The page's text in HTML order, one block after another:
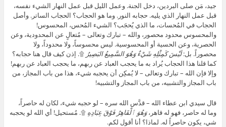
جيد، مَن صلى البردين، دخل الجنة. وعمل الليل قبل عمل النهار الشيء نفسه،
قبل عمل النهار الذي يليه. حجابه النور. وما هو الحجاب؟ الحجاب الساتر. وأصل
الحجاب في المُحسات، ما الذي يُحجَب؟ الشيء المُحس، المحسوس!
والمحسوس محدود محصور، والله – تبارك وتعالى – مُتعالٍ عن المحدودية، وعن
الحصرية، وعن الحسية أو المحسوسية. ليس محسوساً، ولا محدوداً، ولا
محصوراً. بل:لَيْسَ كَمِثْلِهِ شَيْءٌ وَهُوَ السَّمِيعُ البَصِيرُ ۩. إذن كيف قال هنا حجابه؟
كما قلنا هذا الحجاب يُراد به ما يحجب العباد عن ربهم، ما يحجب العباد عن ربهم!
وإلا فإن الله – تبارك وتعالى – لا يُمكِن أن يحجبه شيء، هذا من باب المجاز، من
باب المجاز والتشبيه، من باب المجاز والتشبيه!
قال سيدي ابن عطاء الله – قدَّس الله سره – لو حجبه شيء، لكان له حاصراً،
وما له حاصر، فهو له قاهر،وَهُوَ ٱلْقَاهِرُ فَوْقَ عِبَادِهِ ۩. مُستحيل! أي الله لو يحجبه
شي، يكون حاصراً له. لماذا؟ أنا أقول لكم.